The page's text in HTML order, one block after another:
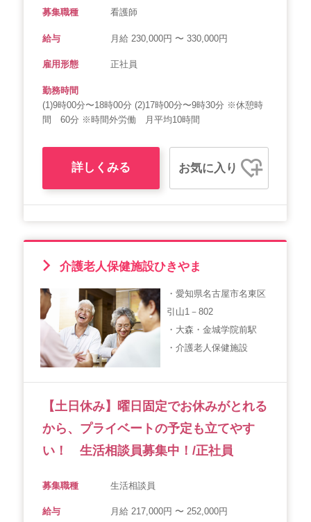
募集職種 看護師
給与 月給 230,000円 〜 330,000円
雇用形態 正社員
勤務時間
(1)9時00分〜18時00分 (2)17時00分〜9時30分 ※休憩時
間 60分 ※時間外労働 月平均10時間
詳しくみる お気に入り
介護老人保健施設ひきやま
・愛知県名古屋市名東区
引山1－802
・大森・金城学院前駅
・介護老人保健施設
【土日休み】曜日固定でお休みがとれる
から、プライベートの予定も立てやす
い！ 生活相談員募集中！/正社員
募集職種 生活相談員
給与 月給 217,000円 〜 252,000円